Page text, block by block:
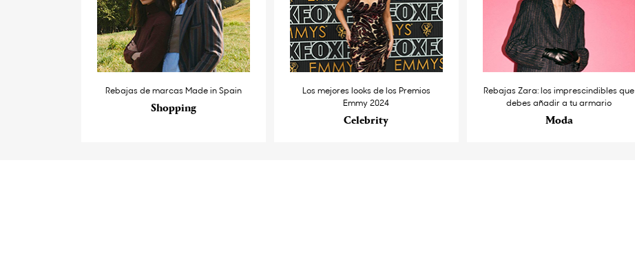
Rebajas de marcas Made in Spain
Shopping
Los mejores looks de los Premios
Emmy 2024
Celebrity
Rebajas Zara: los imprescindibles que
debes añadir a tu armario
Moda